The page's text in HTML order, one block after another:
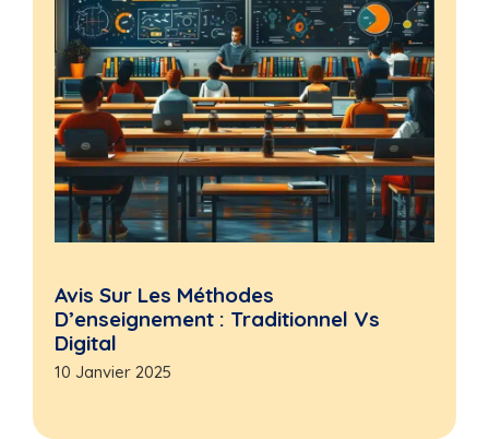
Avis Sur Les Méthodes
D’enseignement : Traditionnel Vs
Digital
10 Janvier 2025